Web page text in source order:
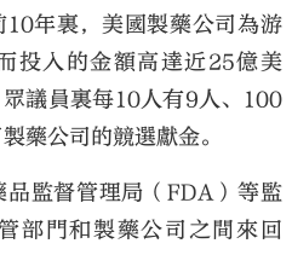
年裏，美國製藥公司為游
投入的金額高達近25億美
議員裏每10人有9人、100
藥公司的競選獻金。
監督管理局（FDA）等監
部門和製藥公司之間來回